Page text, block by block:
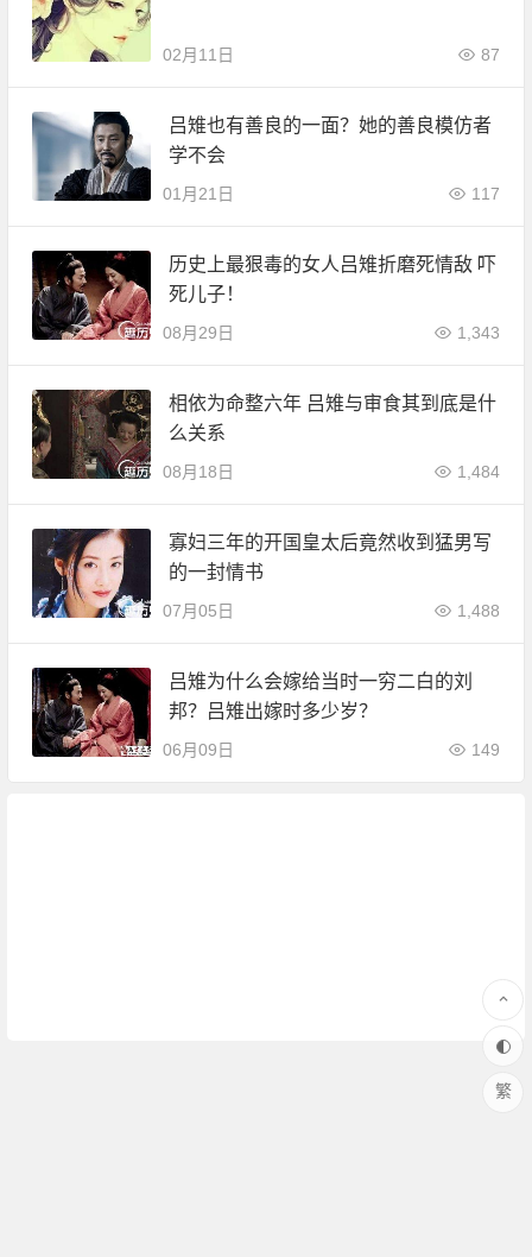
02月11日 87
吕雉也有善良的一面？她的善良模仿者
学不会
01月21日 117
历史上最狠毒的女人吕雉折磨死情敌 吓
死儿子！
08月29日 1,343
相依为命整六年 吕雉与审食其到底是什
么关系
08月18日 1,484
寡妇三年的开国皇太后竟然收到猛男写
的一封情书
07月05日 1,488
吕雉为什么会嫁给当时一穷二白的刘
邦？吕雉出嫁时多少岁？
06月09日 149
繁